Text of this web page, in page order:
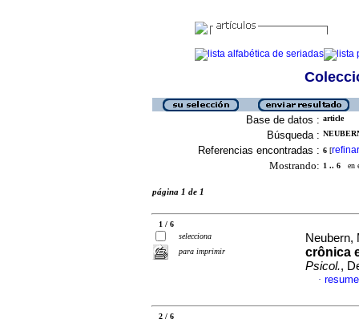
Base de datos : article
Búsqueda :
Referencias encontradas : 6 [refinar
Mostrando: 1 .. 6 en
página 1 de 1
1 / 6
selecciona
para imprimir
crônica
Psicol.,
·
2 / 6